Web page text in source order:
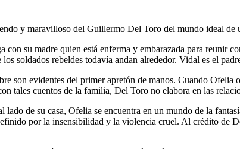
y maravilloso del Guillermo Del Toro del mundo ideal de
con su madre quien está enferma y embarazada para
soldados rebeldes todavía andan alrededor. Vidal es el
son evidentes del primer apretón de manos. Cuando
tales cuentos de la familia, Del Toro no elabora en las
lado de su casa, Ofelia se encuentra en un mundo de la
por la insensibilidad y la violencia cruel. Al crédito de